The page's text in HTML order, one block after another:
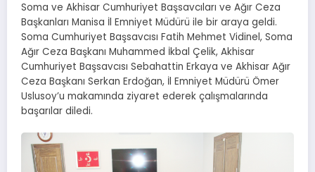
Soma ve Akhisar Cumhuriyet Başsavcıları ve Ağır Ceza
Başkanları Manisa İl Emniyet Müdürü ile bir araya geldi.
Soma Cumhuriyet Başsavcısı Fatih Mehmet Vidinel, Soma
Ağır Ceza Başkanı Muhammed İkbal Çelik, Akhisar
Cumhuriyet Başsavcısı Sebahattin Erkaya ve Akhisar Ağır
Ceza Başkanı Serkan Erdoğan, İl Emniyet Müdürü Ömer
Uslusoy’u makamında ziyaret ederek çalışmalarında
başarılar diledi.